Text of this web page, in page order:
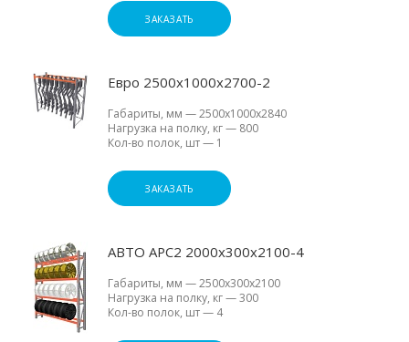
ЗАКАЗАТЬ
Евро 2500х1000х2700-2
Габариты, мм —2500х1000х2840
Нагрузка на полку, кг— 800
Кол-во полок, шт— 1
ЗАКАЗАТЬ
АВТО АРС2 2000х300х2100-4
Габариты, мм —2500х300х2100
Нагрузка на полку, кг—300
Кол-во полок, шт— 4